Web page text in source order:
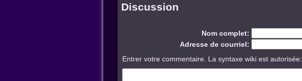
Discussion
Nom complet:
Adresse de courriel:
Entrer votre commentaire. La syntaxe wiki est autorisée: